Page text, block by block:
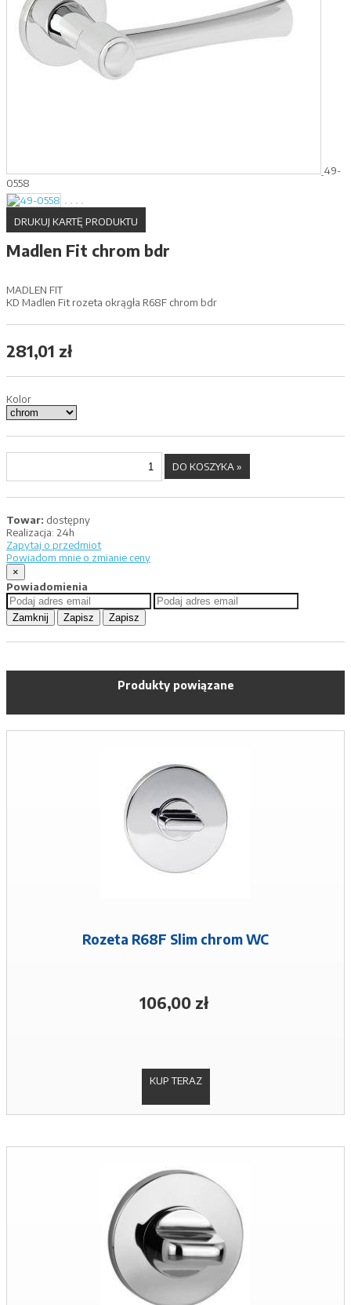
49-
0558
DRUKUJ KARTĘ PRODUKTU
Madlen Fit chrom bdr
MADLEN FIT
KD Madlen Fit rozeta okrągła R68F chrom bdr
281,01 zł
Kolor
Towar: dostępny
Realizacja: 24h
Zapytaj o przedmiot
Powiadom mnie o zmianie ceny
×
Powiadomienia
Zamknij Zapisz Zapisz
Produkty powiązane
Rozeta R68F Slim chrom WC
106,00 zł
KUP TERAZ